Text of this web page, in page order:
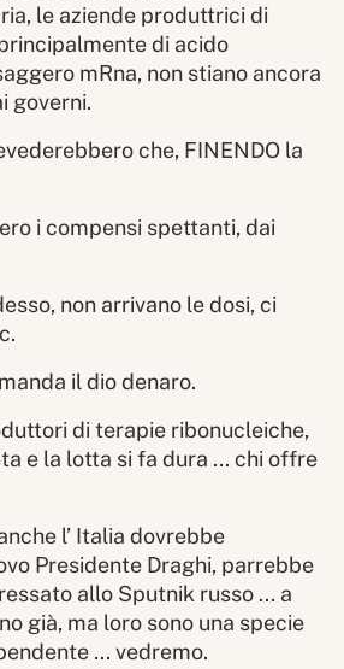
le aziende produttrici di
di acido
mRna, non stiano ancora
governi.
che, FINENDO la
i compensi spettanti, dai
non arrivano le dosi, ci
il dio denaro.
di terapie ribonucleiche,
e la lotta si fa dura ... chi offre
l’ Italia dovrebbe
Presidente Draghi, parrebbe
allo Sputnik russo ... a
già, ma loro sono una specie
... vedremo.